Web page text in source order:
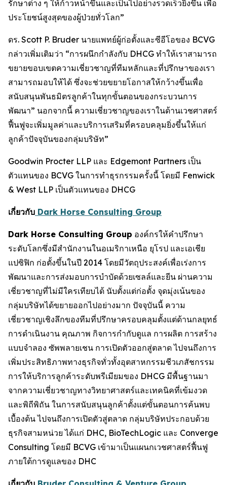
รักษาต่าง ๆ ให้ก้าวหน้าขึ้นและเป็นไปอย่างรวดเร็วยิ่งขึ้น เพื่อ
ประโยชน์สูงสุดของผู้ป่วยทั่วโลก”
ดร. Scott P. Bruder นายแพทย์ผู้ก่อตั้งและซีอีโอของ BCVG
กล่าวเพิ่มเติมว่า “การผนึกกำลังกับ DHCG ทำให้เราสามารถ
ขยายขอบเขตความเชี่ยวชาญที่ทีมหลักและที่ปรึกษาของเรา
สามารถมอบให้ได้ ซึ่งจะช่วยขยายโอกาสให้กว้างขึ้นเพื่อ
สนับสนุนพันธมิตรลูกค้าในทุกขั้นตอนของกระบวนการ
พัฒนา” นอกจากนี้ ความเชี่ยวชาญของเราในด้านเวชศาสตร์
ฟื้นฟูจะเพิ่มมูลค่าและบริการเสริมที่ครอบคลุมยิ่งขึ้นให้แก่
ลูกค้าปัจจุบันของกลุ่มบริษัท”
Goodwin Procter LLP และ Edgemont Partners เป็น
ตัวแทนของ BCVG ในการทำธุรกรรมครั้งนี้ โดยมี Fenwick
& West LLP เป็นตัวแทนของ DHCG
เกี่ยวกับ Dark Horse Consulting Group
Dark Horse Consulting Group องค์กรให้คำปรึกษา
ระดับโลกซึ่งมีสำนักงานในอเมริกาเหนือ ยุโรป และเอเชีย
แปซิฟิก ก่อตั้งขึ้นในปี 2014 โดยมีวัตถุประสงค์เพื่อเร่งการ
พัฒนาและการส่งมอบการบำบัดด้วยเซลล์และยีน ผ่านความ
เชี่ยวชาญที่ไม่มีใครเทียบได้ นับตั้งแต่ก่อตั้ง จุดมุ่งเน้นของ
กลุ่มบริษัทได้ขยายออกไปอย่างมาก ปัจจุบันนี้ ความ
เชี่ยวชาญเชิงลึกของทีมที่ปรึกษาครอบคลุมตั้งแต่ด้านกลยุทธ์
การดำเนินงาน คุณภาพ กิจการกำกับดูแล การผลิต การสร้าง
แบบจำลอง ซัพพลายเชน การเปิดตัวออกสู่ตลาด ไปจนถึงการ
เพิ่มประสิทธิภาพทางธุรกิจทั่วทั้งอุตสาหกรรมชีวเภสัชกรรม
การให้บริการลูกค้าระดับพรีเมียมของ DHCG มีพื้นฐานมา
จากความเชี่ยวชาญทางวิทยาศาสตร์และเทคนิคที่เข้มงวด
และพิถีพิถัน ในการสนับสนุนลูกค้าตั้งแต่ขั้นตอนการค้นพบ
เบื้องต้น ไปจนถึงการเปิดตัวสู่ตลาด กลุ่มบริษัทประกอบด้วย
ธุรกิจสามหน่วย ได้แก่ DHC, BioTechLogic และ Converge
Consulting โดยมี BCVG เข้ามาเป็นแผนกเวชศาสตร์ฟื้นฟู
ภายใต้การดูแลของ DHC